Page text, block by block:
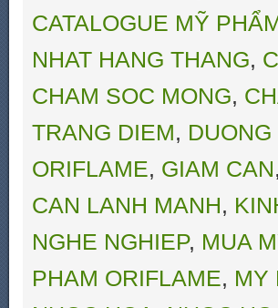
CATALOGUE MỸ
NHAT HANG THANG,
CHAM SOC MONG,
TRANG DIEM, DUONG
ORIFLAME, GIAM CAN,
CAN LANH MANH,
NGHE NGHIEP, MUA
PHAM ORIFLAME, MY